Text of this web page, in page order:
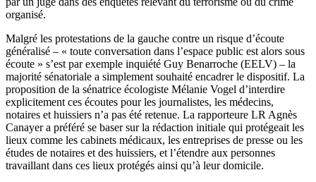
organisé.
Malgré les protestations de la gauche contre un risque d’écoute
généralisé – « toute conversation dans l’espace public est alors sous
écoute » s’est par exemple inquiété Guy Benarroche (EELV) – la
majorité sénatoriale a simplement souhaité encadrer le dispositif. La
proposition de la sénatrice écologiste Mélanie Vogel d’interdire
explicitement ces écoutes pour les journalistes, les médecins,
notaires et huissiers n’a pas été retenue. La rapporteure LR Agnès
Canayer a préféré se baser sur la rédaction initiale qui protégeait les
lieux comme les cabinets médicaux, les entreprises de presse ou les
études de notaires et des huissiers, et l’étendre aux personnes
travaillant dans ces lieux protégés ainsi qu’à leur domicile.